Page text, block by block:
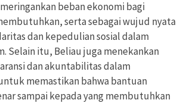
beban ekonomi bagi
serta sebagai wujud nyata
dan kepedulian sosial dalam
Selain itu, Beliau juga menekankan
dan akuntabilitas dalam
memastikan bahwa bantuan
sampai kepada yang membutuhkan